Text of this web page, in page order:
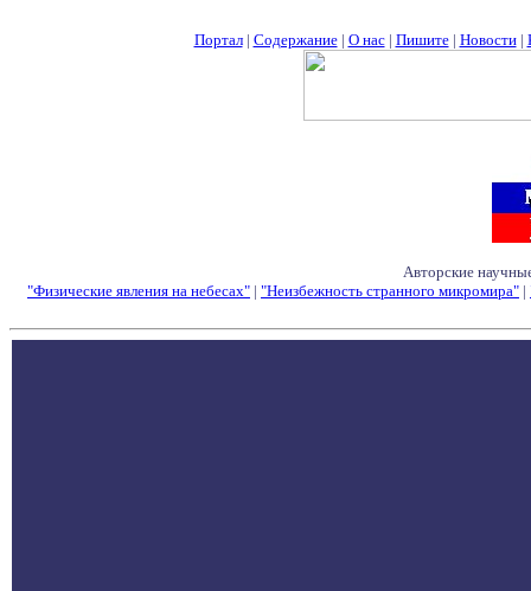
Портал| Содержание| О нас| Пишите| Новости|
Авторские
"Физические явления на небесах" | "Неизбежность странного микромира" |